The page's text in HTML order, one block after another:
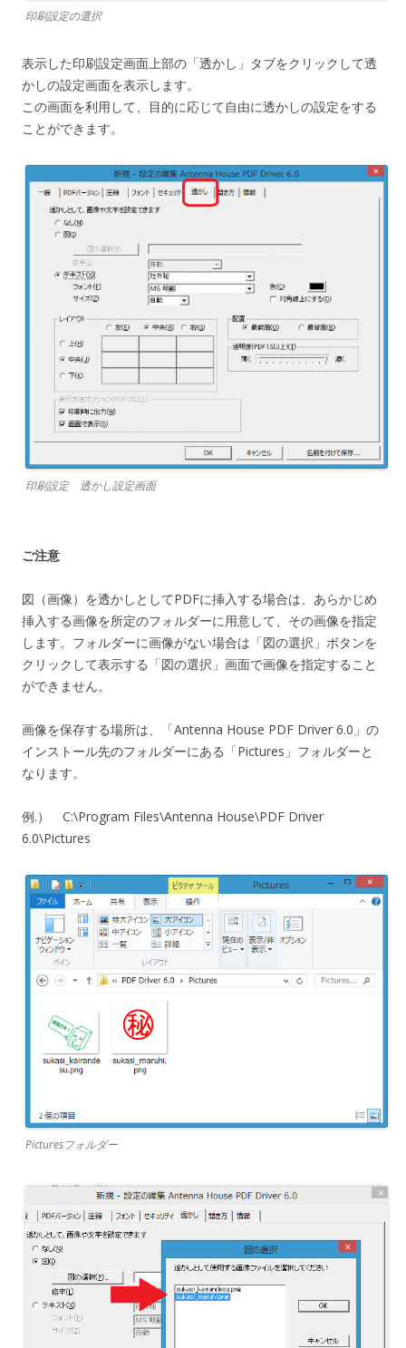
印刷設定の選択
表示した印刷設定画面上部の「透かし」タブをクリックして透
かしの設定画面を表示します。
この画面を利用して、目的に応じて自由に透かしの設定をする
ことができます。
印刷設定 透かし設定画面
ご注意
図（画像）を透かしとしてPDFに挿入する場合は、あらかじめ
挿入する画像を所定のフォルダーに用意して、その画像を指定
します。フォルダーに画像がない場合は「図の選択」ボタンを
クリックして表示する「図の選択」画面で画像を指定すること
ができません。
画像を保存する場所は、「Antenna House PDF Driver 6.0」の
インストール先のフォルダーにある「Pictures」フォルダーと
なります。
例.） C:\Program Files\Antenna House\PDF Driver
6.0\Pictures
Picturesフォルダー